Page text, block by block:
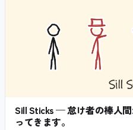
Sill Sticks — 怠け者の棒人
ってきます。